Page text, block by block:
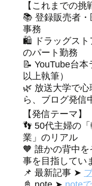
【これまでの挑
📚 登録販売者
事務
🛍 ドラッグスト
のパート勤務
📝 YouTube台
以上執筆）
🌿 放送大学で
ら、ブログ発信
【発信テーマ】
👣 50代主婦の
業」のリアル
🧡 誰かの背中
事を目指してい
📌 最新記事 ➤